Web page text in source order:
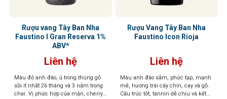
Rượu vang Tây Ban Nha
Faustino I Gran Reserva 1%
ABV*
Liên hệ
Màu đỏ anh đào, ủ trong thùng gỗ
sồi ít nhất 26 tháng và 3 năm trong
chai. Vị phức hợp của mận, cherry,
Rượu Vang Tây Ban Nha
Faustino Icon Rioja
Liên hệ
Màu anh đào sẫm, phức tạp, mạnh
mẽ, hương trái cây chín, cay và gỗ.
Cấu trúc tốt, tannin dễ chịu và kết